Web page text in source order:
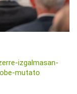
izgalmasan-
mutato